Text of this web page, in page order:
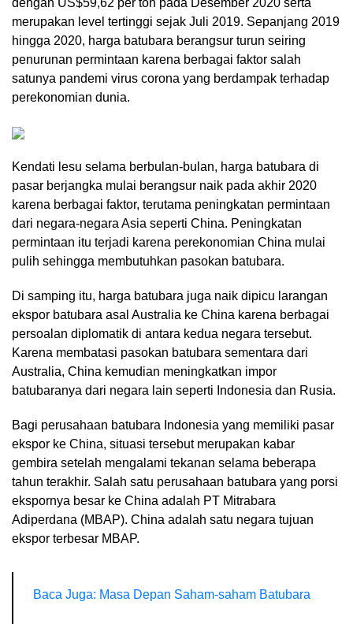
dengan US$59,62 per ton pada Desember 2020 serta
merupakan level tertinggi sejak Juli 2019. Sepanjang 2019
hingga 2020, harga batubara berangsur turun seiring
penurunan permintaan karena berbagai faktor salah
satunya pandemi virus corona yang berdampak terhadap
perekonomian dunia.
Kendati lesu selama berbulan-bulan, harga batubara di
pasar berjangka mulai berangsur naik pada akhir 2020
karena berbagai faktor, terutama peningkatan permintaan
dari negara-negara Asia seperti China. Peningkatan
permintaan itu terjadi karena perekonomian China mulai
pulih sehingga membutuhkan pasokan batubara.
Di samping itu, harga batubara juga naik dipicu larangan
ekspor batubara asal Australia ke China karena berbagai
persoalan diplomatik di antara kedua negara tersebut.
Karena membatasi pasokan batubara sementara dari
Australia, China kemudian meningkatkan impor
batubaranya dari negara lain seperti Indonesia dan Rusia.
Bagi perusahaan batubara Indonesia yang memiliki pasar
ekspor ke China, situasi tersebut merupakan kabar
gembira setelah mengalami tekanan selama beberapa
tahun terakhir. Salah satu perusahaan batubara yang porsi
ekspornya besar ke China adalah PT Mitrabara
Adiperdana (MBAP). China adalah satu negara tujuan
ekspor terbesar MBAP.
Baca Juga: Masa Depan Saham-saham Batubara